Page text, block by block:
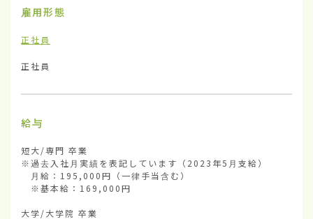
雇用形態
正社員
正社員
給与
短大/専門 卒業
※過去入社月実績を表記しています（2023年5月支給）
月給：195,000円（一律手当含む）
※基本給：169,000円
大学/大学院 卒業